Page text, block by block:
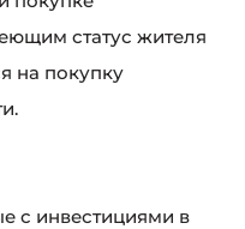
статус жителя
на покупку
с инвестициями в